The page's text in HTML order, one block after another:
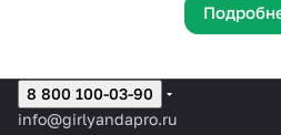
8 800 100-03-90
info@girlyandapro.ru